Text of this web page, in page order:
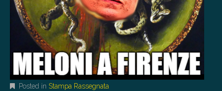
Posted in Stampa Rassegnata